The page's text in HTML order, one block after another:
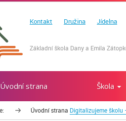
Kontakt Družina Jídelna
Základní škola Dany a Emila
Úvodní strana Škola
Úvodní strana Digitalizujeme